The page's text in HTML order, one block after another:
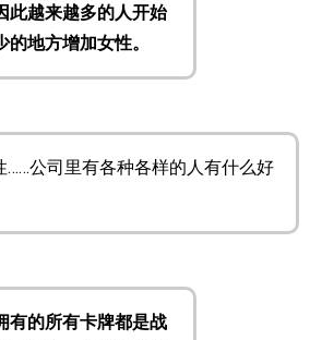
此越来越多的人开始
地方增加女性。
……公司里有各种各样的人有什么好
有的所有卡牌都是战